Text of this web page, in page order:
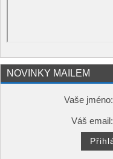
NOVINKY MAILEM
Vaše jméno:
Váš email: